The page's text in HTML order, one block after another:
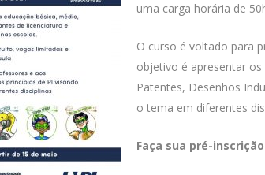
uma carga horária de
O curso é voltado para
objetivo é apresentar
Patentes, Desenhos
o tema em diferentes
Faça sua pré-inscrição